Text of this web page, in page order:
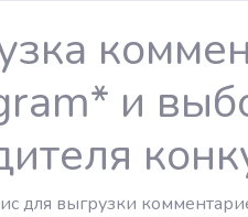
и
для выгрузки